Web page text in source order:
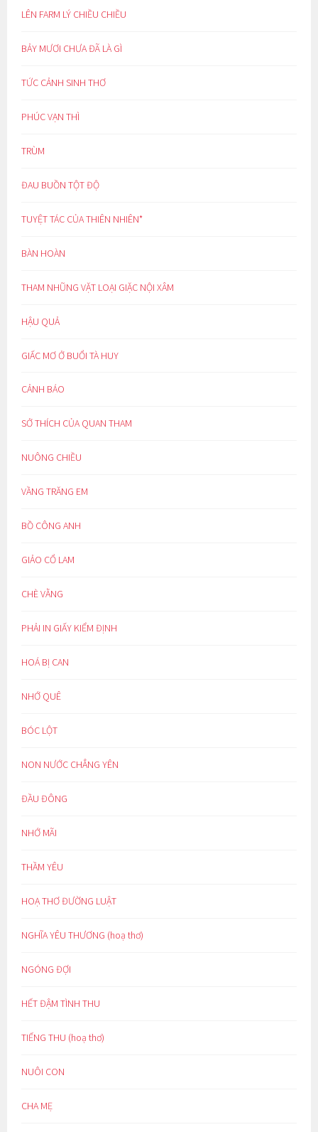
LÊN FARM LÝ CHIỀU CHIỀU
BẢY MƯƠI CHƯA ĐÃ LÀ GÌ
TỨC CẢNH SINH THƠ
PHÚC VẠN THÌ
TRÙM
ĐAU BUỒN TỘT ĐỘ
TUYỆT TÁC CỦA THIÊN NHIÊN*
BÀN HOÀN
THAM NHŨNG VẶT LOẠI GIẶC NỘI XÂM
HẬU QUẢ
GIẤC MƠ Ở BUỔI TÀ HUY
CẢNH BÁO
SỞ THÍCH CỦA QUAN THAM
NUÔNG CHIỀU
VẦNG TRĂNG EM
BỒ CÔNG ANH
GIẢO CỔ LAM
CHÈ VẰNG
PHẢI IN GIẤY KIỂM ĐỊNH
HOÁ BỊ CAN
NHỚ QUÊ
BÓC LỘT
NON NƯỚC CHẲNG YÊN
ĐẦU ĐÔNG
NHỚ MÃI
THẦM YÊU
HOẠ THƠ ĐƯỜNG LUẬT
NGHĨA YÊU THƯƠNG (hoạ thơ)
NGÓNG ĐỢI
HẾT ĐẬM TÌNH THU
TIẾNG THU (hoạ thơ)
NUÔI CON
CHA MẸ